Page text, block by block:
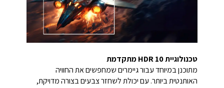
טכנולוגיית HDR 10 מתקדמת
מתוכנן במיוחד עבור גיימרים שמחפשים את החוויה
האותנטית ביותר. עם יכולת לשחזר צבעים בצורה מדויקת,